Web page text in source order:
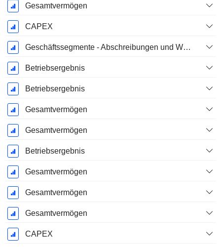
Gesamtvermögen
CAPEX
Geschäftssegmente - Abschreibungen und Wertminderungen
Betriebsergebnis
Betriebsergebnis
Gesamtvermögen
Gesamtvermögen
Betriebsergebnis
Gesamtvermögen
Gesamtvermögen
Gesamtvermögen
CAPEX